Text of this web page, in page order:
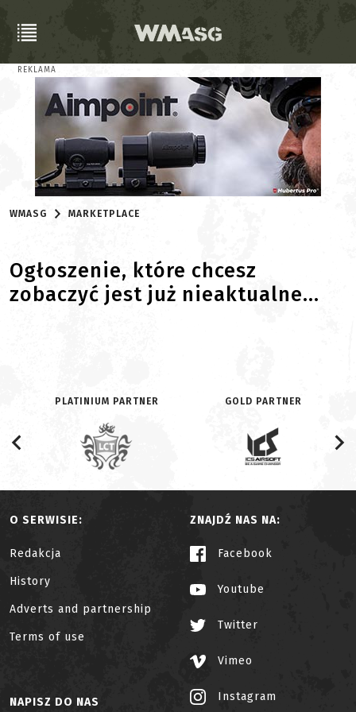
REKLAMA
WMASG MARKETPLACE
Ogłoszenie, które chcesz
zobaczyć jest już nieaktualne...
PLATINIUM PARTNER GOLD PARTNER
O SERWISIE:
Redakcja
History
Adverts and partnership
Terms of use
ZNAJDŹ NAS NA:
Facebook
Youtube
Twitter
Vimeo
Instagram
NAPISZ DO NAS